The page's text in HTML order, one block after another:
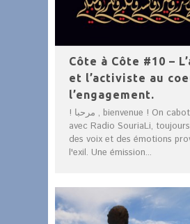
Côte à Côte #10 –
et l’activiste au
l’engagement.
! مرحبا , bienvenue ! On cabote, toujours
avec Radio SouriaLi,
des voix et des émotions
l'exil. Une émission...